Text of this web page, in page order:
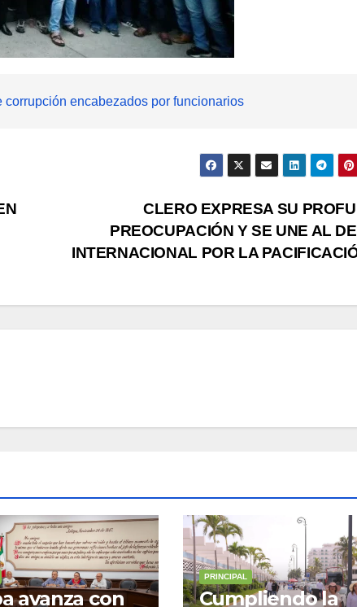
encabezados por funcionarios
CLERO EXPRESA SU
PREOCUPACIÓN Y SE UNE AL
INTERNACIONAL POR LA
avanza con
PRINCIPAL
Cumpliendo la